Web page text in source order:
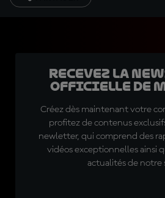
Recevez la
officielle de
Créez dès maintenant votre
profitez de contenus
newletter, qui comprend des
vidéos exceptionnelles ainsi
actualités de notre